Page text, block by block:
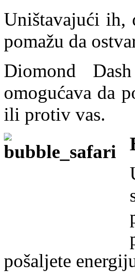
Uništavajući ih,
pomažu da
Diomond
omogućava da
ili protiv vas.
pošaljete